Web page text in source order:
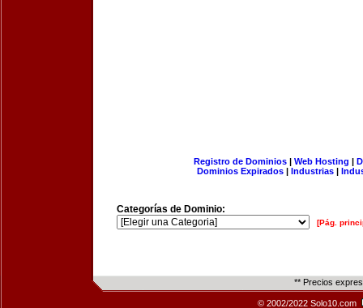
Registro de Dominios| Web Hosting |
Dominios Expirados | Industrias |
Categorías de Dominio:
[Pág.
** Precios
© 2002/2022 Solo10.com